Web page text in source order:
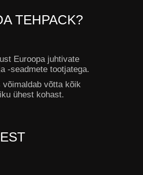
TEHPACK?
Euroopa juhtivate
-seadmete tootjatega.
võtta kõik
ühest kohast.